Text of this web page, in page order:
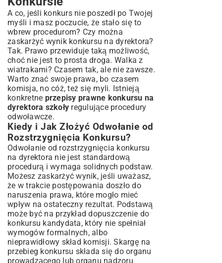
A co, jeśli konkurs nie poszedł po Twojej
myśli i masz poczucie, że stało się to
wbrew procedurom? Czy można
zaskarżyć wynik konkursu na dyrektora?
Tak. Prawo przewiduje taką możliwość,
choć nie jest to prosta droga. Walka z
wiatrakami? Czasem tak, ale nie zawsze.
Warto znać swoje prawa, bo czasem
komisja, no cóż, też się myli. Istnieją
konkretne przepisy prawne konkursu na
dyrektora szkoły regulujące procedury
odwoławcze.
Kiedy i Jak Złożyć Odwołanie od
Rozstrzygnięcia Konkursu?
Odwołanie od rozstrzygnięcia konkursu
na dyrektora nie jest standardową
procedurą i wymaga solidnych podstaw.
Możesz zaskarżyć wynik, jeśli uważasz,
że w trakcie postępowania doszło do
naruszenia prawa, które mogło mieć
wpływ na ostateczny rezultat. Podstawą
może być na przykład dopuszczenie do
konkursu kandydata, który nie spełniał
wymogów formalnych, albo
nieprawidłowy skład komisji. Skargę na
przebieg konkursu składa się do organu
prowadzącego lub organu nadzoru